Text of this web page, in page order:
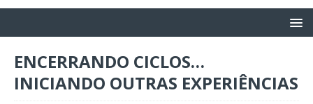
ENCERRANDO CICLOS…
INICIANDO OUTRAS EXPERIÊNCIAS